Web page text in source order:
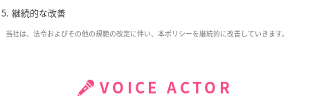
継続的な改善
当社は、法令およびその他の規範の改定に伴い、本ポリシーを継続的に改善していきます。
VOICE ACTOR